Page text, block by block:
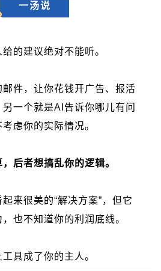
一汤说
的建议绝对不能听。
件，让你花钱开广告、报活
一个就是AI告诉你哪儿有问
虑你的实际情况。
后者想搞乱你的逻辑。
来很美的“解决方案”，但它
也不知道你的利润底线。
具成了你的主人。